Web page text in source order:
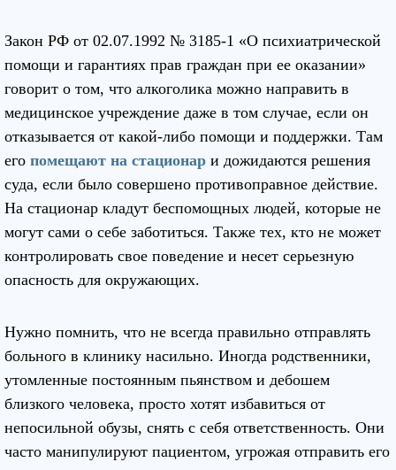
Закон РФ от 02.07.1992 № 3185-1 «О психиатрической
помощи и гарантиях прав граждан при ее оказании»
говорит о том, что алкоголика можно направить в
медицинское учреждение даже в том случае, если он
отказывается от какой-либо помощи и поддержки. Там
его помещают на стационар и дожидаются решения
суда, если было совершено противоправное действие.
На стационар кладут беспомощных людей, которые не
могут сами о себе заботиться. Также тех, кто не может
контролировать свое поведение и несет серьезную
опасность для окружающих.
Нужно помнить, что не всегда правильно отправлять
больного в клинику насильно. Иногда родственники,
утомленные постоянным пьянством и дебошем
близкого человека, просто хотят избавиться от
непосильной обузы, снять с себя ответственность. Они
часто манипулируют пациентом, угрожая отправить его